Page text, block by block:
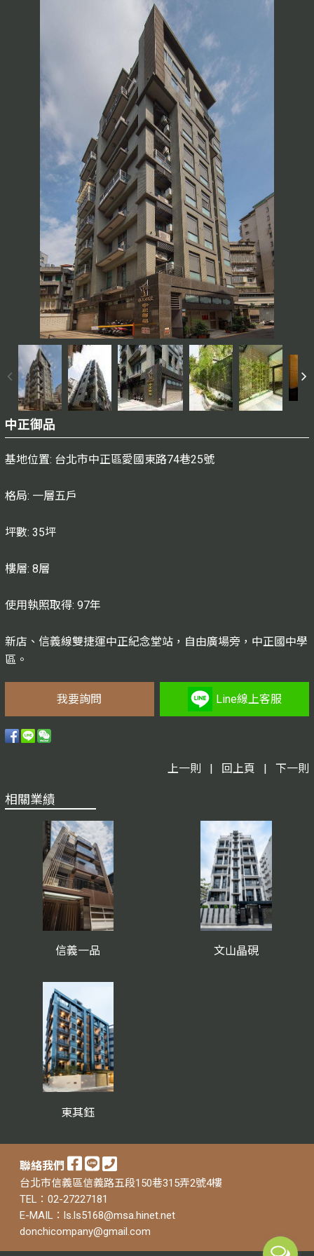
中正御品
基地位置: 台北市中正區愛國東路74巷25號
格局: 一層五戶
坪數: 35坪
樓層: 8層
使用執照取得: 97年
新店、信義線雙捷運中正紀念堂站，自由廣場旁，中正國中學
區。
我要詢問 Line線上客服
上一則 | 回上頁 |下一則
相關業績
信義一品 文山晶硯
東其鈺
聯絡我們
台北市信義區信義路五段150巷315弄2號4樓
TEL：02-27227181
E-MAIL：ls.ls5168@msa.hinet.net
donchicompany@gmail.com